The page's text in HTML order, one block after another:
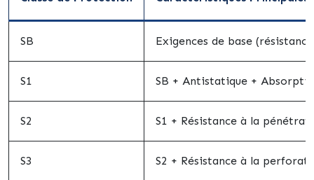
SB Exigences de base
S1 SB + Antistatique +
S2 S1 + Résistance à la
S3 S2 + Résistance à la